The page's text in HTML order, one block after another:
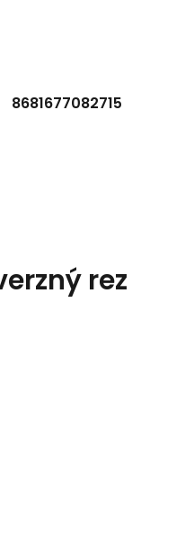
8681677082715
rez